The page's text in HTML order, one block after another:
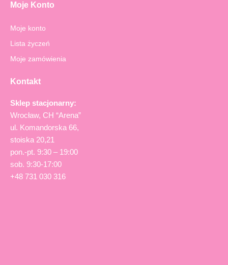
Moje Konto
Moje konto
Lista życzeń
Moje zamówienia
Kontakt
Sklep stacjonarny:
Wrocław, CH “Arena”
ul. Komandorska 66,
stoiska 20,21
pon.-pt. 9:30 – 19:00
sob. 9:30-17:00
+48 731 030 316